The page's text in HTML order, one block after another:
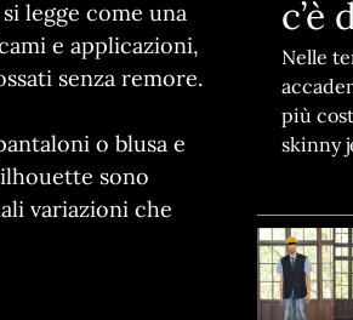
legge come una
e applicazioni,
senza remore.
o blusa e
sono
variazioni che
c’è
Nelle
più
skinny